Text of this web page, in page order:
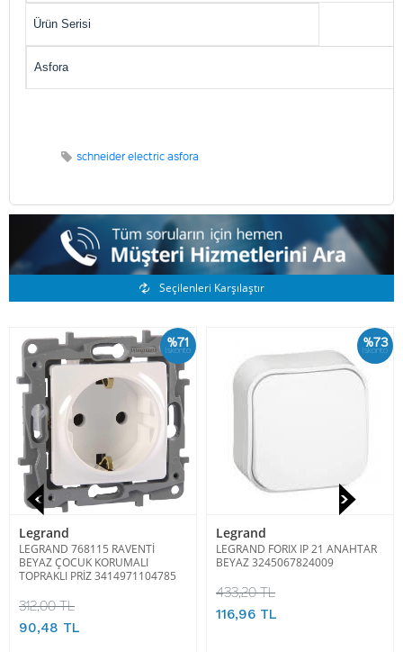
Ürün Serisi
Asfora
schneider electric asfora
Benzer Ürünler
Seçilenleri Karşılaştır
%71
İskonto
Legrand
LEGRAND 768115 RAVENTİ
BEYAZ ÇOCUK KORUMALI
TOPRAKLI PRİZ 3414971104785
312,00 TL
90,48 TL
%73
İskonto
Legrand
LEGRAND FORIX IP 21 ANAHTAR
BEYAZ 3245067824009
433,20 TL
116,96 TL